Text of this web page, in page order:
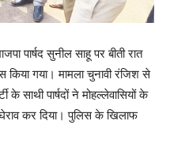
पार्षद सुनील साहू पर बीती रात
गया। मामला चुनावी रंजिश से
के साथी पार्षदों ने मोहल्लेवासियों के
कर दिया। पुलिस के खिलाफ